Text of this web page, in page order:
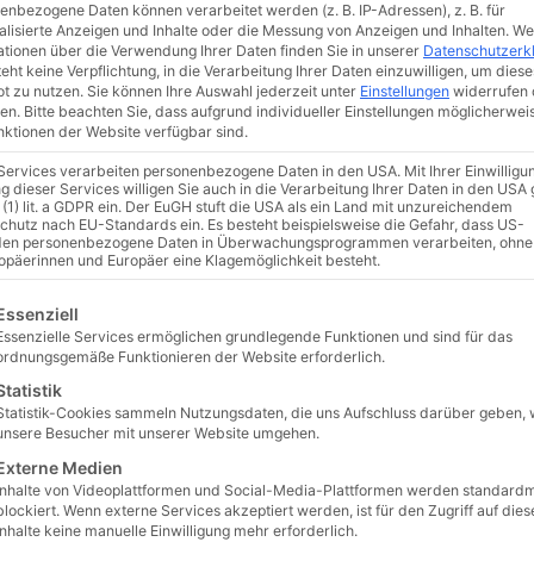
Gottes oder
– Das
Pianum“
1921)
Daten können verarbeitet werden (z. B. IP-Adressen), z. B. für
Anzeigen und Inhalte oder die Messung von Anzeigen und Inhalten.
über die Verwendung Ihrer Daten finden Sie in unserer
keine Verpflichtung, in die Verarbeitung Ihrer Daten einzuwilligen, um
zu nutzen. Sie können Ihre Auswahl jederzeit unter Einstellungen widerrufen
Bitte beachten Sie, dass aufgrund individueller Einstellungen
der Website verfügbar sind.
verarbeiten personenbezogene Daten in den USA. Mit Ihrer
dieser Services willigen Sie auch in die Verarbeitung Ihrer Daten in den USA
lit. a GDPR ein. Der EuGH stuft die USA als ein Land mit unzureichendem
nach EU-Standards ein. Es besteht beispielsweise die Gefahr, dass US-
personenbezogene Daten in Überwachungsprogrammen verarbeiten,
und Europäer eine Klagemöglichkeit besteht.
eine Liste der Service-Gruppen, für die eine Einwilligung erteilt
Services ermöglichen grundlegende Funktionen und sind für das
Funktionieren der Website erforderlich.
Cookies sammeln Nutzungsdaten, die uns Aufschluss darüber geben,
Besucher mit unserer Website umgehen.
Medien
von Videoplattformen und Social-Media-Plattformen werden
Wenn externe Services akzeptiert werden, ist für den Zugriff auf
keine manuelle Einwilligung mehr erforderlich.